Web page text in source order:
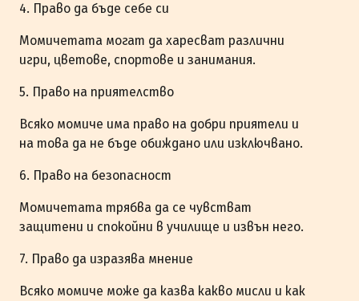
4. Право да бъде себе си
Момичетата могат да харесват различни
игри, цветове, спортове и занимания.
5. Право на приятелство
Всяко момиче има право на добри приятели и
на това да не бъде обиждано или изключвано.
6. Право на безопасност
Момичетата трябва да се чувстват
защитени и спокойни в училище и извън него.
7. Право да изразява мнение
Всяко момиче може да казва какво мисли и как